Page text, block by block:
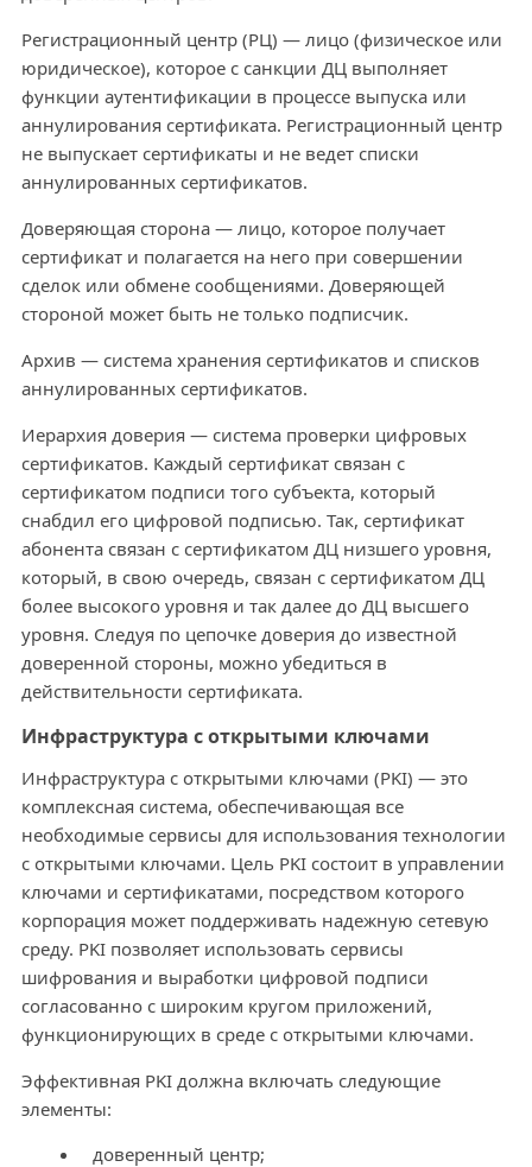
Регистрационный центр (РЦ) — лицо (физическое или
юридическое), которое с санкции ДЦ выполняет
функции аутентификации в процессе выпуска или
аннулирования сертификата. Регистрационный центр
не выпускает сертификаты и не ведет списки
аннулированных сертификатов.
Доверяющая сторона — лицо, которое получает
сертификат и полагается на него при совершении
сделок или обмене сообщениями. Доверяющей
стороной может быть не только подписчик.
Архив — система хранения сертификатов и списков
аннулированных сертификатов.
Иерархия доверия — система проверки цифровых
сертификатов. Каждый сертификат связан с
сертификатом подписи того субъекта, который
снабдил его цифровой подписью. Так, сертификат
абонента связан с сертификатом ДЦ низшего уровня,
который, в свою очередь, связан с сертификатом ДЦ
более высокого уровня и так далее до ДЦ высшего
уровня. Следуя по цепочке доверия до известной
доверенной стороны, можно убедиться в
действительности сертификата.
Инфраструктура с открытыми ключами
Инфраструктура с открытыми ключами (PKI) — это
комплексная система, обеспечивающая все
необходимые сервисы для использования технологии
с открытыми ключами. Цель PKI состоит в управлении
ключами и сертификатами, посредством которого
корпорация может поддерживать надежную сетевую
среду. PKI позволяет использовать сервисы
шифрования и выработки цифровой подписи
согласованно с широким кругом приложений,
функционирующих в среде с открытыми ключами.
Эффективная PKI должна включать следующие
элементы:
доверенный центр;